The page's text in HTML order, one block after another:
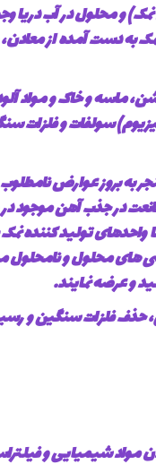
و محلول در آب دریا
به دست آمده از
ماسه و خاک و مواد
سولفات و فلزات
به بروز عوارض
در جذب آهن موجود
تولید کننده
محلول و نامحلول
و عرضه نمایند.
حذف فلزات سنگین و
مواد شیمیایی و